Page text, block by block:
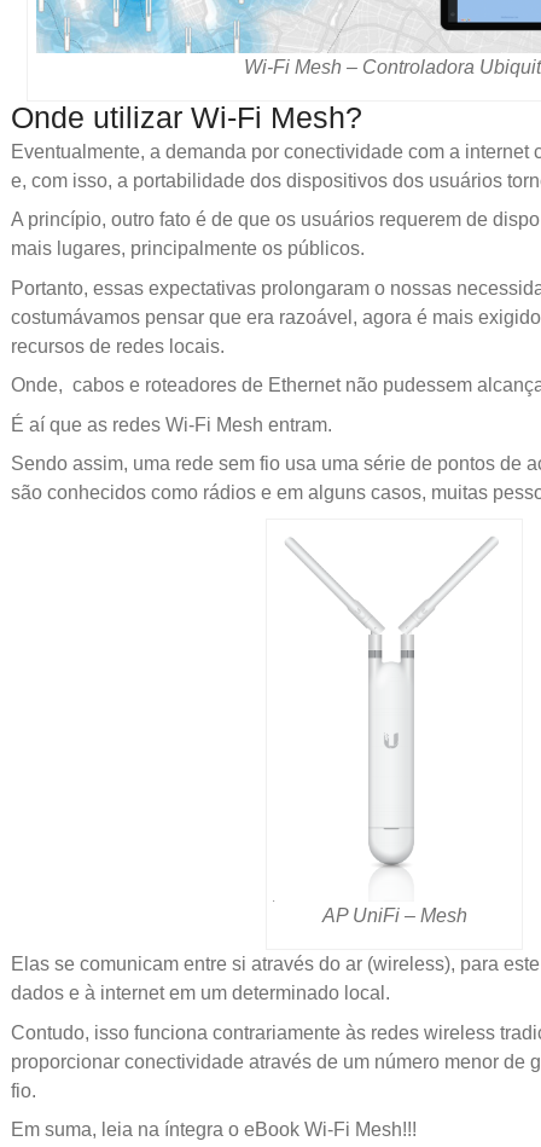
Wi-Fi Mesh – Controladora
Onde utilizar Wi-Fi Mesh?
Eventualmente, a demanda por conectividade com a internet
e, com isso, a portabilidade dos dispositivos dos usuários
A princípio, outro fato é de que os usuários requerem de
mais lugares, principalmente os públicos.
Portanto, essas expectativas prolongaram o nossas
costumávamos pensar que era razoável, agora é mais
recursos de redes locais.
Onde, cabos e roteadores de Ethernet não pudessem
É aí que as redes Wi-Fi Mesh entram.
Sendo assim, uma rede sem fio usa uma série de pontos de
são conhecidos como rádios e em alguns casos, muitas
AP UniFi – Mesh
Elas se comunicam entre si através do ar (wireless), para
dados e à internet em um determinado local.
Contudo, isso funciona contrariamente às redes wireless
proporcionar conectividade através de um número menor de
fio.
Em suma, leia na íntegra o eBook Wi-Fi Mesh!!!